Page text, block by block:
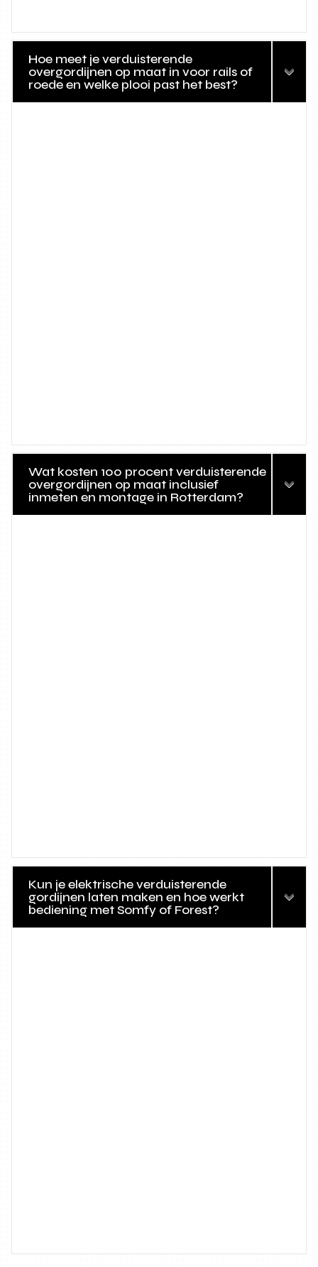
Hoe meet je verduisterende
overgordijnen op maat in voor rails of
roede en welke plooi past het best?
Wat kosten 100 procent verduisterende
overgordijnen op maat inclusief
inmeten en montage in Rotterdam?
Kun je elektrische verduisterende
gordijnen laten maken en hoe werkt
bediening met Somfy of Forest?